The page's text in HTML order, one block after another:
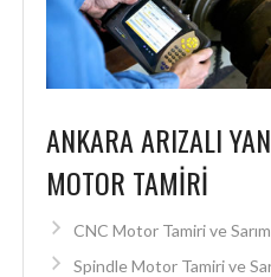
ANKARA ARIZALI
MOTOR TAMIRI
CNC Motor Tamiri ve
Spindle Motor Tamiri ve